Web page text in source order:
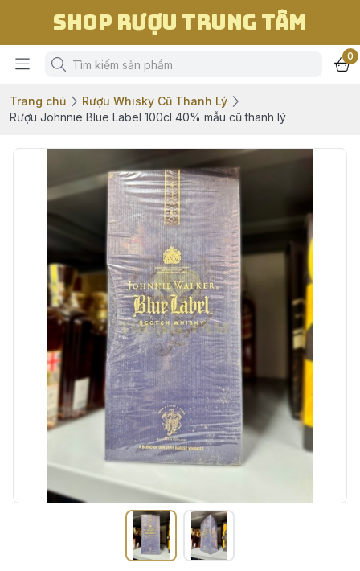
Shop Rượu Trung Tâm
0
Trang chủ
Rượu Whisky Cũ Thanh Lý
Rượu Johnnie Blue Label 100cl 40% mẫu cũ thanh lý